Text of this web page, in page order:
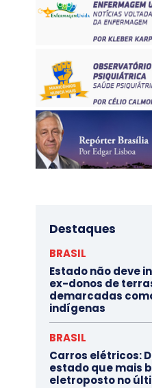
Destaques
BRASIL
Estado não deve
ex-donos de
demarcadas
indígenas
BRASIL
Carros elétricos:
estado que mais
eletroposto no